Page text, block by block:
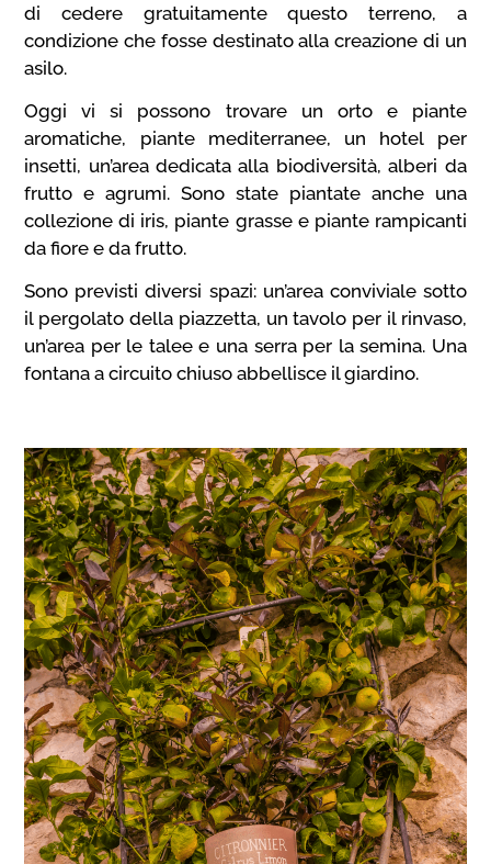
di cedere gratuitamente questo terreno, a
condizione che fosse destinato alla creazione di un
asilo.
Oggi vi si possono trovare un orto e piante
aromatiche, piante mediterranee, un hotel per
insetti, un’area dedicata alla biodiversità, alberi da
frutto e agrumi. Sono state piantate anche una
collezione di iris, piante grasse e piante rampicanti
da fiore e da frutto.
Sono previsti diversi spazi: un’area conviviale sotto
il pergolato della piazzetta, un tavolo per il rinvaso,
un’area per le talee e una serra per la semina. Una
fontana a circuito chiuso abbellisce il giardino.